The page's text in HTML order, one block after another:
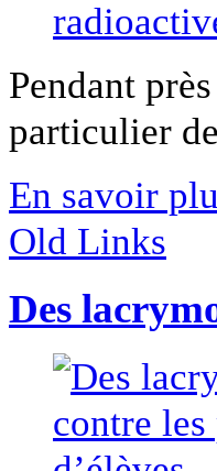
Pendant
particulier
En savoir
Old Links
Des